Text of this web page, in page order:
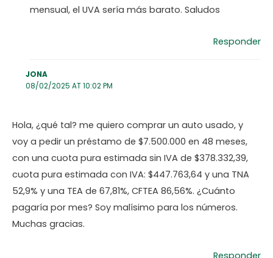
mensual, el UVA sería más barato. Saludos
Responder
JONA
08/02/2025 AT 10:02 PM
Hola, ¿qué tal? me quiero comprar un auto usado, y
voy a pedir un préstamo de $7.500.000 en 48 meses,
con una cuota pura estimada sin IVA de $378.332,39,
cuota pura estimada con IVA: $447.763,64 y una TNA
52,9% y una TEA de 67,81%, CFTEA 86,56%. ¿Cuánto
pagaría por mes? Soy malísimo para los números.
Muchas gracias.